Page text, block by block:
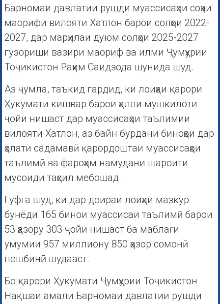
Барномаи давлатии рушди муассисаҳои соҳаи
маорифи вилояти Хатлон барои солҳои 2022-
2027, дар марҳилаи дуюм солҳои 2025-2027
гузориши вазири маориф ва илми Ҷумҳурии
Тоҷикистон Раҳим Саидзода шунида шуд.
Аз ҷумла, таъкид гардид, ки лоиҳаи қарори
Ҳукумати кишвар барои ҳалли мушкилоти
ҷойи нишаст дар муассисаҳои таълимии
вилояти Хатлон, аз байн бурдани биноҳои дар
ҳолати садамавӣ қарордоштаи муассисаҳои
таълимӣ ва фароҳам намудани шароити
мусоиди таҳсил мебошад.
Гуфта шуд, ки дар доираи лоиҳаи мазкур
бунёди 165 бинои муассисаи таълимӣ барои
53 ҳазору 303 ҷойи нишаст ба маблағи
умумии 957 миллиону 850 ҳазор сомонӣ
пешбинӣ шудааст.
Бо қарори Ҳукумати Ҷумҳурии Тоҷикистон
Нақшаи амали Барномаи давлатии рушди